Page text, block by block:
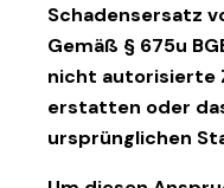
Schadensersatz
Gemäß § 675u
nicht autorisierte
erstatten oder
ursprünglichen